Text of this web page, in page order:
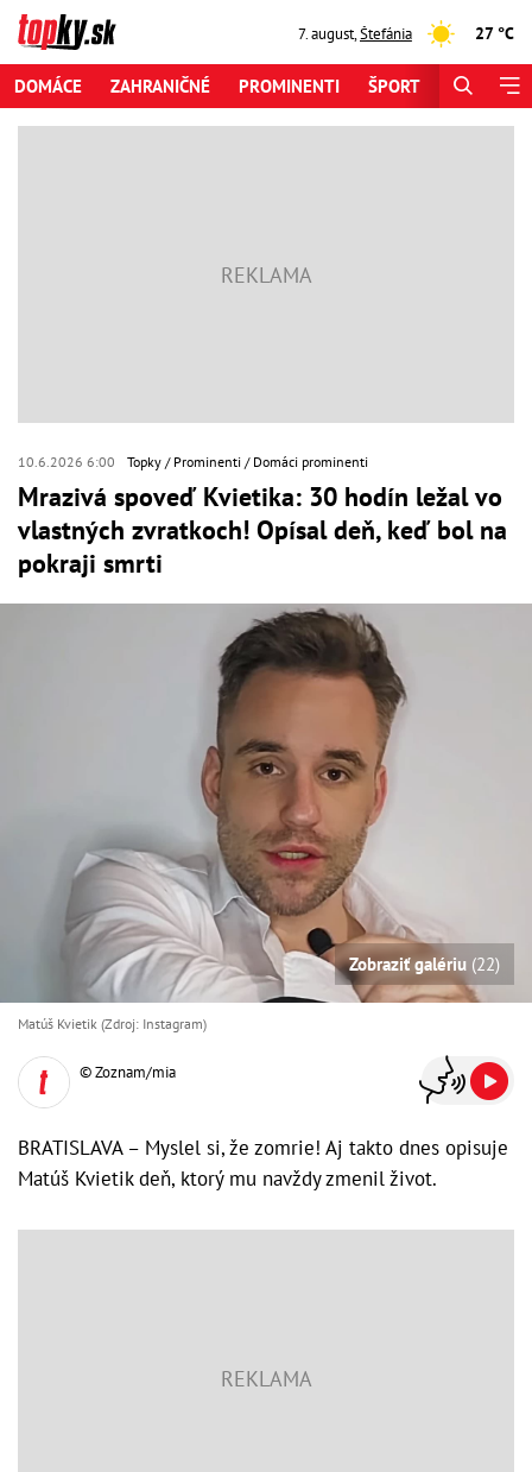
7. august,Štefánia 27 °C
DOMÁCE ZAHRANIČNÉ PROMINENTI ŠPORT
10.6.2026 6:00 Topky Prominenti Domáci prominenti
Mrazivá spoveď Kvietika: 30 hodín ležal vo
vlastných zvratkoch! Opísal deň, keď bol na
pokraji smrti
Zobraziť galériu (22)
Matúš Kvietik (Zdroj: Instagram)
© Zoznam/mia
BRATISLAVA – Myslel si, že zomrie! Aj takto dnes opisuje
Matúš Kvietik deň, ktorý mu navždy zmenil život.